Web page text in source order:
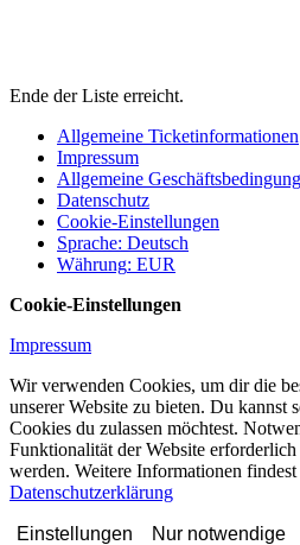
Ende der Liste erreicht.
Allgemeine Ticketinformationen
Impressum
Allgemeine
Datenschutz
Cookie-Einstellungen
Sprache: Deutsch
Währung: EUR
Cookie-Einstellungen
Impressum
Wir verwenden Cookies, um dir die
unserer Website zu bieten. Du kannst
Cookies du zulassen möchtest.
Funktionalität der Website
werden. Weitere Informationen
Datenschutzerklärung
Einstellungen
Nur notwendige